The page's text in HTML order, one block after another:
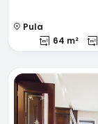
Pula
64 m²